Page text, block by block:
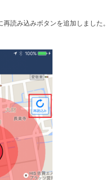
読み込みボタンを追加しました。
プ画面